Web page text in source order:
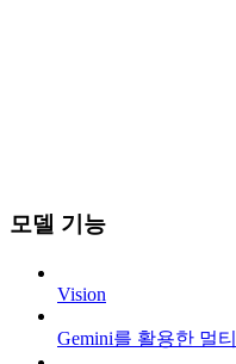
모델 기능
Vision
Gemini를 활용한 멀